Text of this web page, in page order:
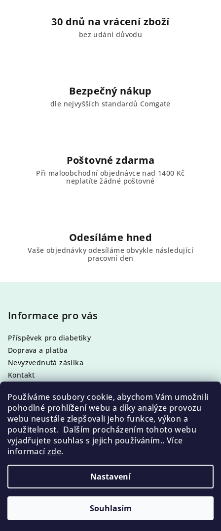
Používáme soubory cookie, abychom Vám umožnili
pohodlné prohlížení webu a díky analýze provozu
webu neustále zlepšovali jeho funkce, výkon a
použitelnost. Dalším procházením tohoto webu
vyjadřujete souhlas s jejich používáním.. Více
informacízde.
Nastavení
Souhlasím
30 dnů na vrácení zboží
bez udání důvodu
Bezpečný nákup
dle nejvyšších standardů Comgate
Poštovné zdarma
Při maloobchodní objednávce nad 1400 Kč
neplatíte žádné poštovné
Odesíláme hned
Vaše objednávky odesíláme obvykle následující
pracovní den
Informace pro vás
Příspěvek pro diabetiky
Doprava a platba
Nevyzvednutá zásilka
Kontakt
Podmínky ochrany osobních údajů
Facebook
Copyright 2026Pedikura, Manikura a kosmetika
Callusan. Všechna práva vyhrazena.
Vytvořil Shoptet